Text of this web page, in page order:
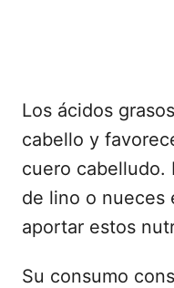
Los ácidos
cabello y
cuero cabelludo.
de lino o nueces
aportar estos
Su consumo